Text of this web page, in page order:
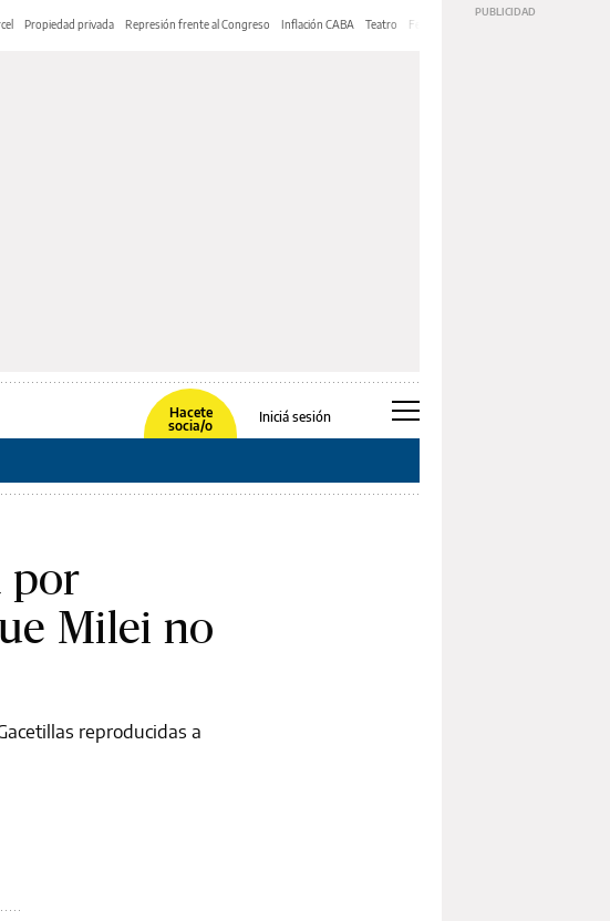
Propiedad privada Represión frente al Congreso Inflación CABA Teatro Feria de Editores
Hacete
socia/o
Iniciá sesión
por
Milei no
reproducidas a